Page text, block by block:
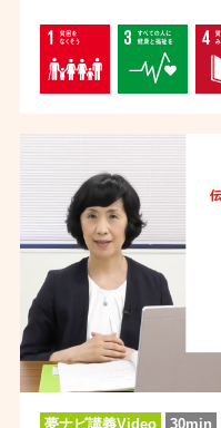
夢ナビ講義Video 30min